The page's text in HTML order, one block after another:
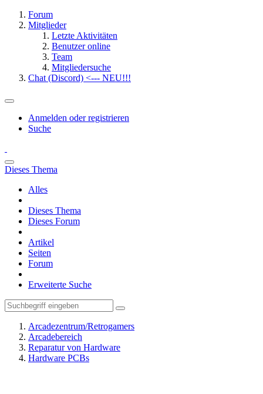
Forum
Mitglieder
Letzte Aktivitäten
Benutzer online
Team
Mitgliedersuche
Chat (Discord) <--- NEU!!!
Anmelden oder registrieren
Suche
Dieses Thema
Alles
Dieses Thema
Dieses Forum
Artikel
Seiten
Forum
Erweiterte Suche
Arcadezentrum/Retrogamers
Arcadebereich
Reparatur von Hardware
Hardware PCBs